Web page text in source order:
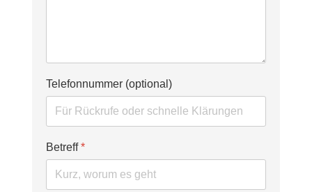
Telefonnummer (optional)
Betreff*